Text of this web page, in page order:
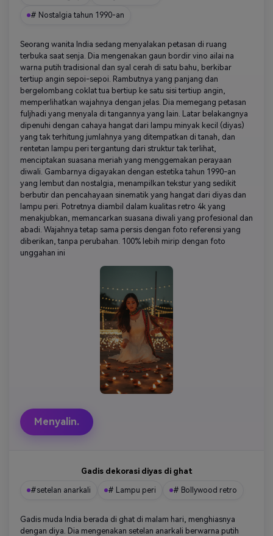
# Nostalgia tahun 1990-an
Seorang wanita India sedang menyalakan petasan di ruang
terbuka saat senja. Dia mengenakan gaun bordir vino ailai na
warna putih tradisional dan syal cerah di satu bahu, berkibar
tertiup angin sepoi-sepoi. Rambutnya yang panjang dan
bergelombang coklat tua bertiup ke satu sisi tertiup angin,
memperlihatkan wajahnya dengan jelas. Dia memegang petasan
fuljhadi yang menyala di tangannya yang lain. Latar belakangnya
dipenuhi dengan cahaya hangat dari lampu minyak kecil (diyas)
yang tak terhitung jumlahnya yang ditempatkan di tanah, dan
rentetan lampu peri tergantung dari struktur tak terlihat,
menciptakan suasana meriah yang menggemakan perayaan
diwali. Gambarnya digayakan dengan estetika tahun 1990-an
yang lembut dan nostalgia, menampilkan tekstur yang sedikit
berbutir dan pencahayaan sinematik yang hangat dari diyas dan
lampu peri. Potretnya diambil dalam kualitas retro 4k yang
menakjubkan, memancarkan suasana diwali yang profesional dan
abadi. Wajahnya tetap sama persis dengan foto referensi yang
diberikan, tanpa perubahan. 100% lebih mirip dengan foto
unggahan ini
Menyalin.
Gadis dekorasi diyas di ghat
#setelan anarkali # Lampu peri # Bollywood retro
Gadis muda India berada di ghat di malam hari, menghiasnya
dengan diya. Dia mengenakan setelan anarkali berwarna putih